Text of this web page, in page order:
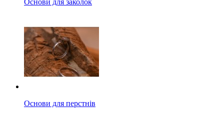
Основи для заколок
Основи для перстнів